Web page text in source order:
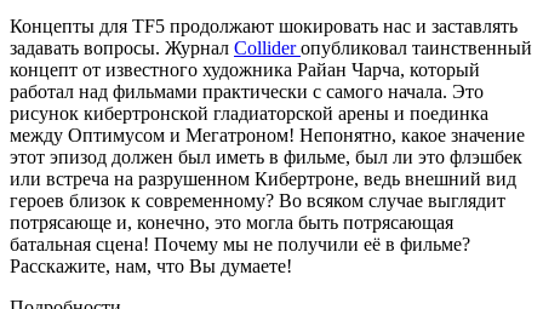
Концепты для TF5 продолжают шокировать нас и заставлять
задавать вопросы. Журнал Colliderопубликовал таинственный
концепт от известного художника Райан Чарча, который
работал над фильмами практически с самого начала. Это
рисунок кибертронской гладиаторской арены и поединка
между Оптимусом и Мегатроном! Непонятно, какое значение
этот эпизод должен был иметь в фильме, был ли это флэшбек
или встреча на разрушенном Кибертроне, ведь внешний вид
героев близок к современному? Во всяком случае выглядит
потрясающе и, конечно, это могла быть потрясающая
батальная сцена! Почему мы не получили её в фильме?
Расскажите, нам, что Вы думаете!